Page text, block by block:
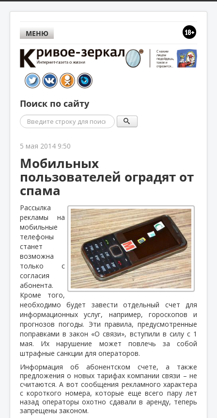
МЕНЮ
Поиск по сайту
Поиск
5 мая 2014 9:50
Мобильных
пользователей оградят от
спама
Рассылка
рекламы на
мобильные
телефоны
станет
возможна
только с
согласия
абонента.
Кроме того,
необходимо будет завести отдельный счет для
информационных услуг, например, гороскопов и
прогнозов погоды. Эти правила, предусмотренные
поправками в закон «О связи», вступили в силу с 1
мая. Их нарушение может повлечь за собой
штрафные санкции для операторов.
Информация об абонентском счете, а также
предложения о новых тарифах компании связи – не
считаются. А вот сообщения рекламного характера
с короткого номера, которые еще всего пару лет
назад операторы охотно сдавали в аренду, теперь
запрещены законом.